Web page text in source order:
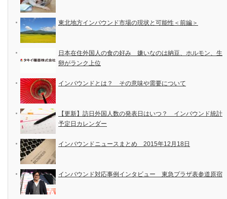
東北地方インバウンド市場の現状と可能性＜前編＞
日本在住外国人の食の好み 嫌いなのは納豆、ホルモン、生
卵がランク上位
インバウンドとは？ その意味や需要について
【更新】訪日外国人数の発表日はいつ？ インバウンド統計
予定日カレンダー
インバウンドニュースまとめ 2015年12月18日
インバウンド対応事例インタビュー 東急プラザ表参道原宿